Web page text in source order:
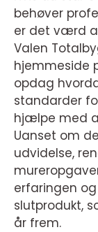
behøver
er det værd
Valen
hjemmeside
opdag
standarder
hjælpe med
Uanset om
udvidelse,
erfaringen
slutprodukt,
år frem.